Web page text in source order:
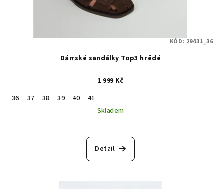
Dámské sandálky Top3 hnědé
1 999 Kč
36
37 38 39 40
41
Skladem
Detail
KÓD: 29431_36